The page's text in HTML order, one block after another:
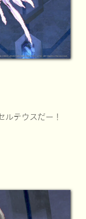
ルテウスだー！